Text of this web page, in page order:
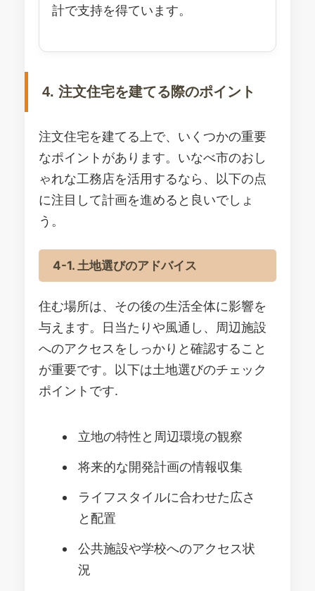
計で支持を得ています。
4. 注文住宅を建てる際のポイント
注文住宅を建てる上で、いくつかの重要
なポイントがあります。いなべ市のおし
ゃれな工務店を活用するなら、以下の点
に注目して計画を進めると良いでしょ
う。
4-1. 土地選びのアドバイス
住む場所は、その後の生活全体に影響を
与えます。日当たりや風通し、周辺施設
へのアクセスをしっかりと確認すること
が重要です。以下は土地選びのチェック
ポイントです.
立地の特性と周辺環境の観察
将来的な開発計画の情報収集
ライフスタイルに合わせた広さ
と配置
公共施設や学校へのアクセス状
況